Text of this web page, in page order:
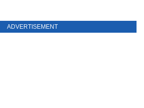
ADVERTISEMENT